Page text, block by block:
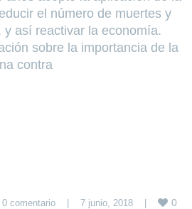
el número de muertes y
y así reactivar la economía.
sobre la importancia de la
contra
0 comentario 7 junio, 2018 0